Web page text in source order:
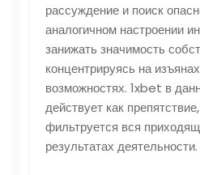
рассуждение и поиск
аналогичном настроении
занижать значимость
концентрируясь на
возможностях. 1xbet в
действует как
фильтруется вся
результатах деятельности.